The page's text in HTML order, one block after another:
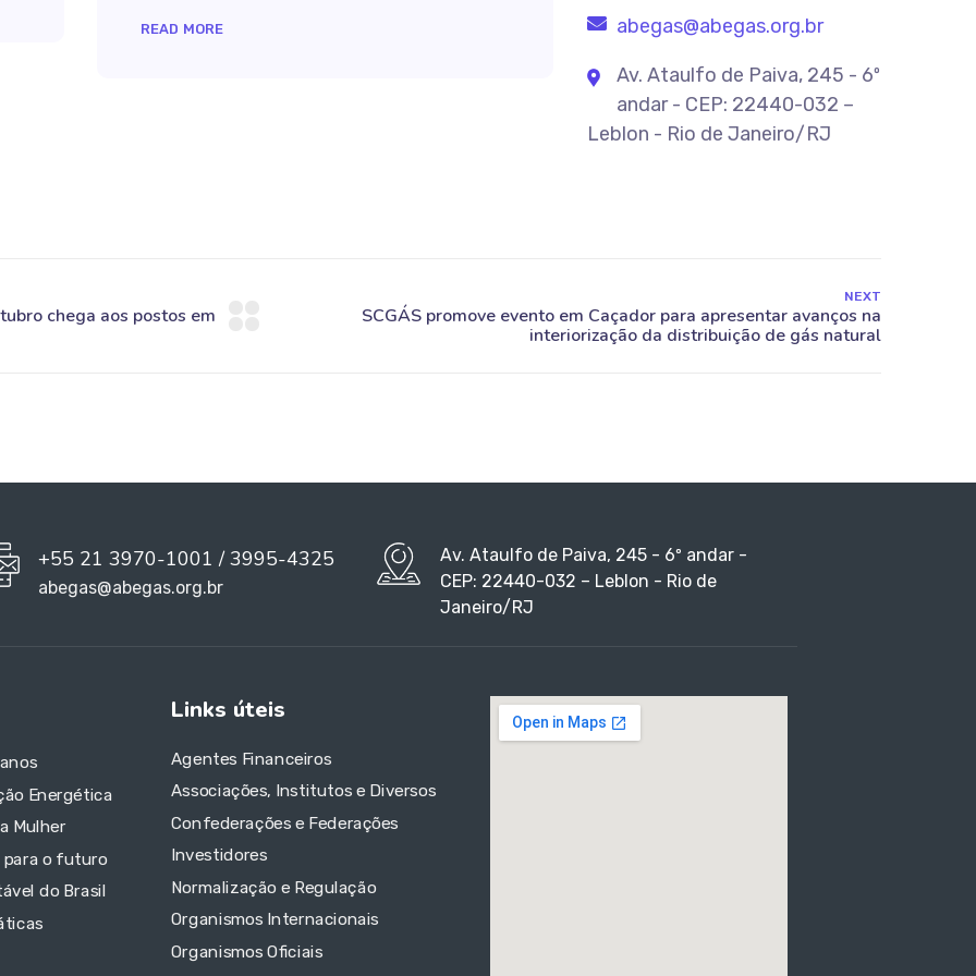
READ MORE abegas@abegas.org.br
Av. Ataulfo de Paiva, 245 - 6º
andar - CEP: 22440-032 –
Leblon - Rio de Janeiro/RJ
NEXT
+55 21 3970-1001 / 3995-4325
abegas@abegas.org.br
Av. Ataulfo de Paiva, 245 - 6º andar -
CEP: 22440-032 – Leblon - Rio de
Janeiro/RJ
Energética
Mulher
para o futuro
do Brasil
Links úteis
Agentes Financeiros
Associações, Institutos e Diversos
Confederações e Federações
Investidores
Normalização e Regulação
Organismos Internacionais
Organismos Oficiais